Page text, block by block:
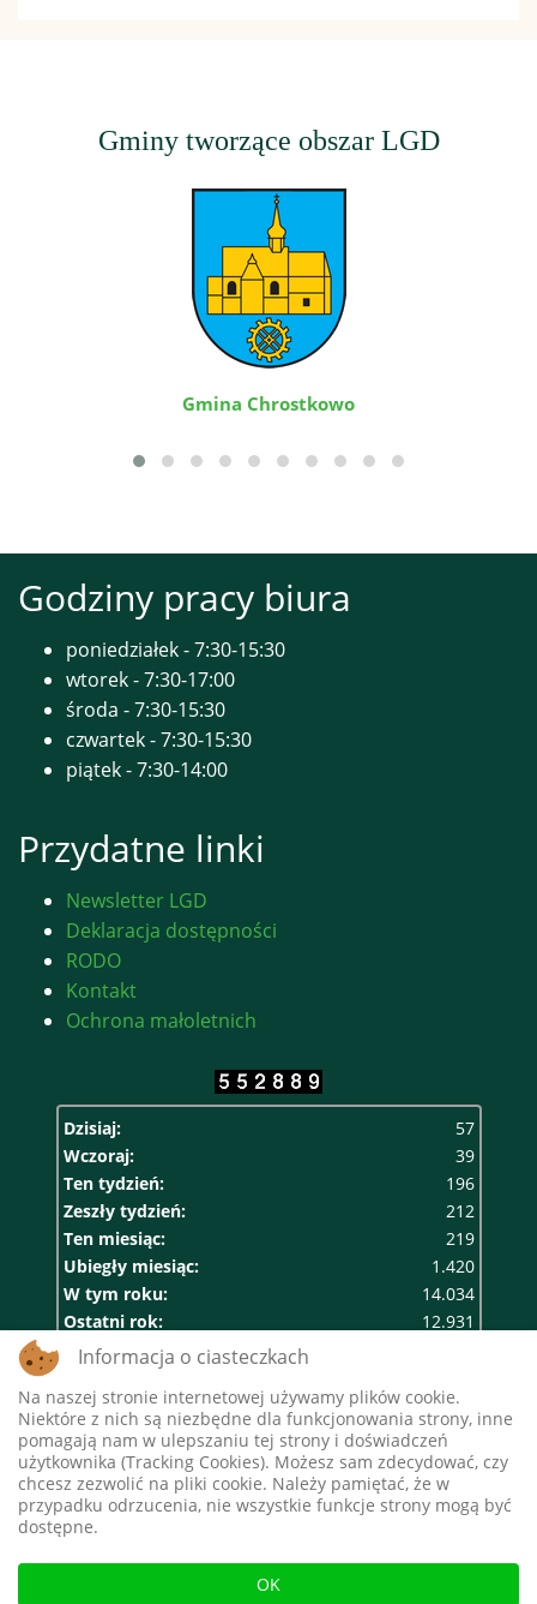
Gminy tworzące obszar LGD
Gmina Chrostkowo
Godziny pracy biura
poniedziałek - 7:30-15:30
wtorek - 7:30-17:00
środa - 7:30-15:30
czwartek - 7:30-15:30
piątek - 7:30-14:00
Przydatne linki
Newsletter LGD
Deklaracja dostępności
RODO
Kontakt
Ochrona małoletnich
Dzisiaj:
57
Wczoraj:
39
Ten tydzień:
196
Zeszły tydzień:
212
Ten miesiąc:
219
Ubiegły miesiąc:
1.420
W tym roku:
14.034
Ostatni rok:
12.931
Razem:
"Europejski Fundusz Rolny na rzecz Rozwoju
Informacja o ciasteczkach
Na naszej stronie internetowej używamy plików cookie.
Niektóre z nich są niezbędne dla funkcjonowania strony, inne
pomagają nam w ulepszaniu tej strony i doświadczeń
użytkownika (Tracking Cookies). Możesz sam zdecydować, czy
chcesz zezwolić na pliki cookie. Należy pamiętać, że w
przypadku odrzucenia, nie wszystkie funkcje strony mogą być
dostępne.
OK